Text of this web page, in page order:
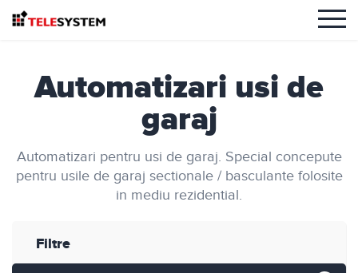
Automatizari usi de
garaj
Automatizari pentru usi de garaj. Special concepute
pentru usile de garaj sectionale / basculante folosite
in mediu rezidential.
Filtre